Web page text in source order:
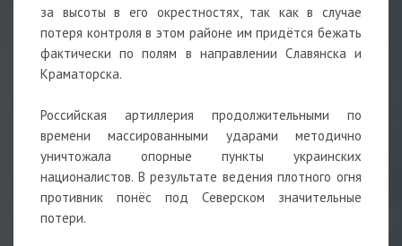
за высоты в его окрестностях, так как в случае
потеря контроля в этом районе им придётся бежать
фактически по полям в направлении Славянска и
Краматорска.
Российская артиллерия продолжительными по
времени массированными ударами методично
уничтожала опорные пункты украинских
националистов. В результате ведения плотного огня
противник понёс под Северском значительные
потери.